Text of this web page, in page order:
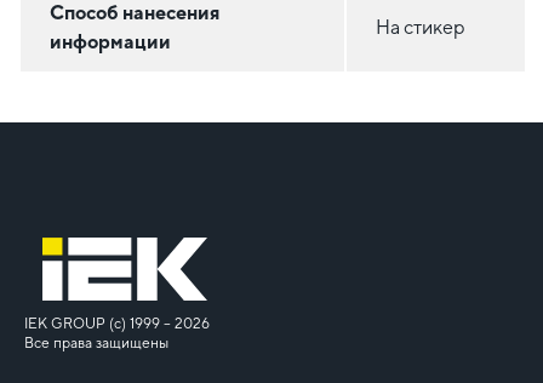
Способ нанесения
информации
На стикер
IEK GROUP (c) 1999 – 2026
Все права защищены